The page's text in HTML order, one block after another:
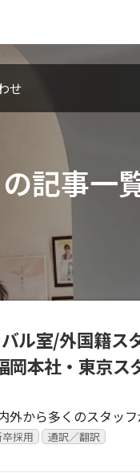
せ
記事一
ル室/外国籍ス
本社・東京ス
外から多くのスタッ
採用 通訳／翻訳